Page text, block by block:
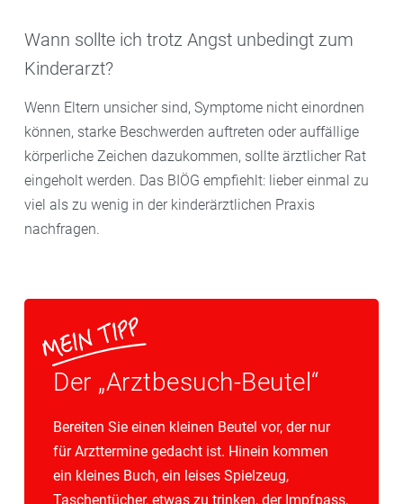
Wann sollte ich trotz Angst unbedingt zum
Kinderarzt?
Wenn Eltern unsicher sind, Symptome nicht einordnen
können, starke Beschwerden auftreten oder auffällige
körperliche Zeichen dazukommen, sollte ärztlicher Rat
eingeholt werden. Das BIÖG empfiehlt: lieber einmal zu
viel als zu wenig in der kinderärztlichen Praxis
nachfragen.
Der „Arztbesuch-Beutel“
Bereiten Sie einen kleinen Beutel vor, der nur
für Arzttermine gedacht ist. Hinein kommen
ein kleines Buch, ein leises Spielzeug,
Taschentücher, etwas zu trinken, der Impfpass,